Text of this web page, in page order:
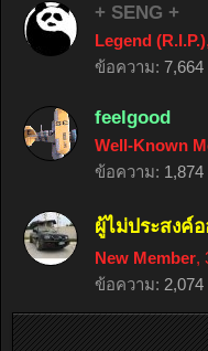
+ SENG +
Legend (R.I.P.),
ข้อความ: 7,664
feelgood
Well-Known
ข้อความ: 1,874
ผู้ไม่ประสงค์
New Member,
ข้อความ: 2,074